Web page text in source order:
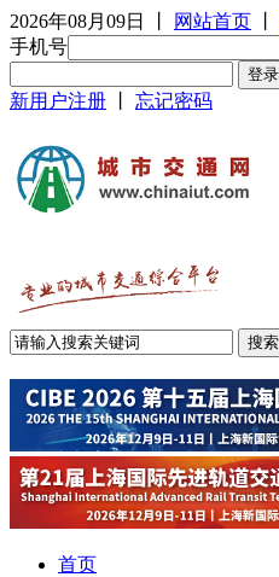
2026年08月09日 网站首页
手机号
新用户注册 忘记密码
首页